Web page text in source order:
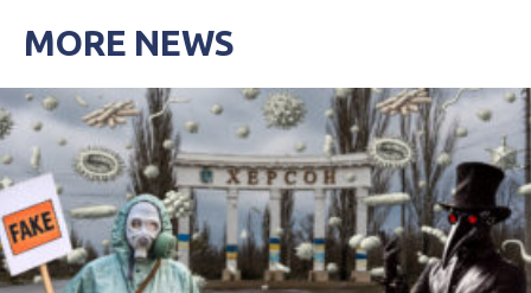
MORE NEWS